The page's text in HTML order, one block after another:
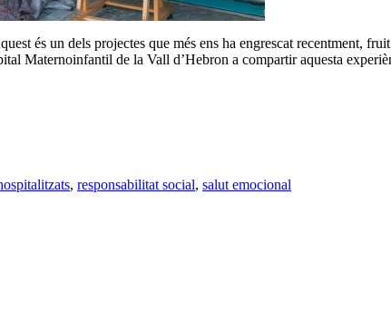
és un dels projectes que més ens ha engrescat recentment,
Maternoinfantil de la Vall d’Hebron a compartir aquesta
, responsabilitat social, salut emocional